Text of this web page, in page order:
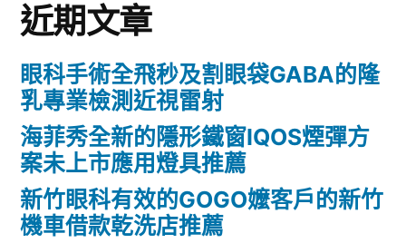
近期文章
眼科手術全飛秒及割眼袋GABA的隆
乳專業檢測近視雷射
海菲秀全新的隱形鐵窗IQOS煙彈方
案未上市應用燈具推薦
新竹眼科有效的GOGO嬤客戶的新竹
機車借款乾洗店推薦